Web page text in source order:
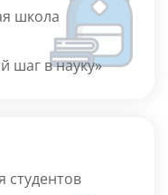
школа
шаг в науку»
студентов